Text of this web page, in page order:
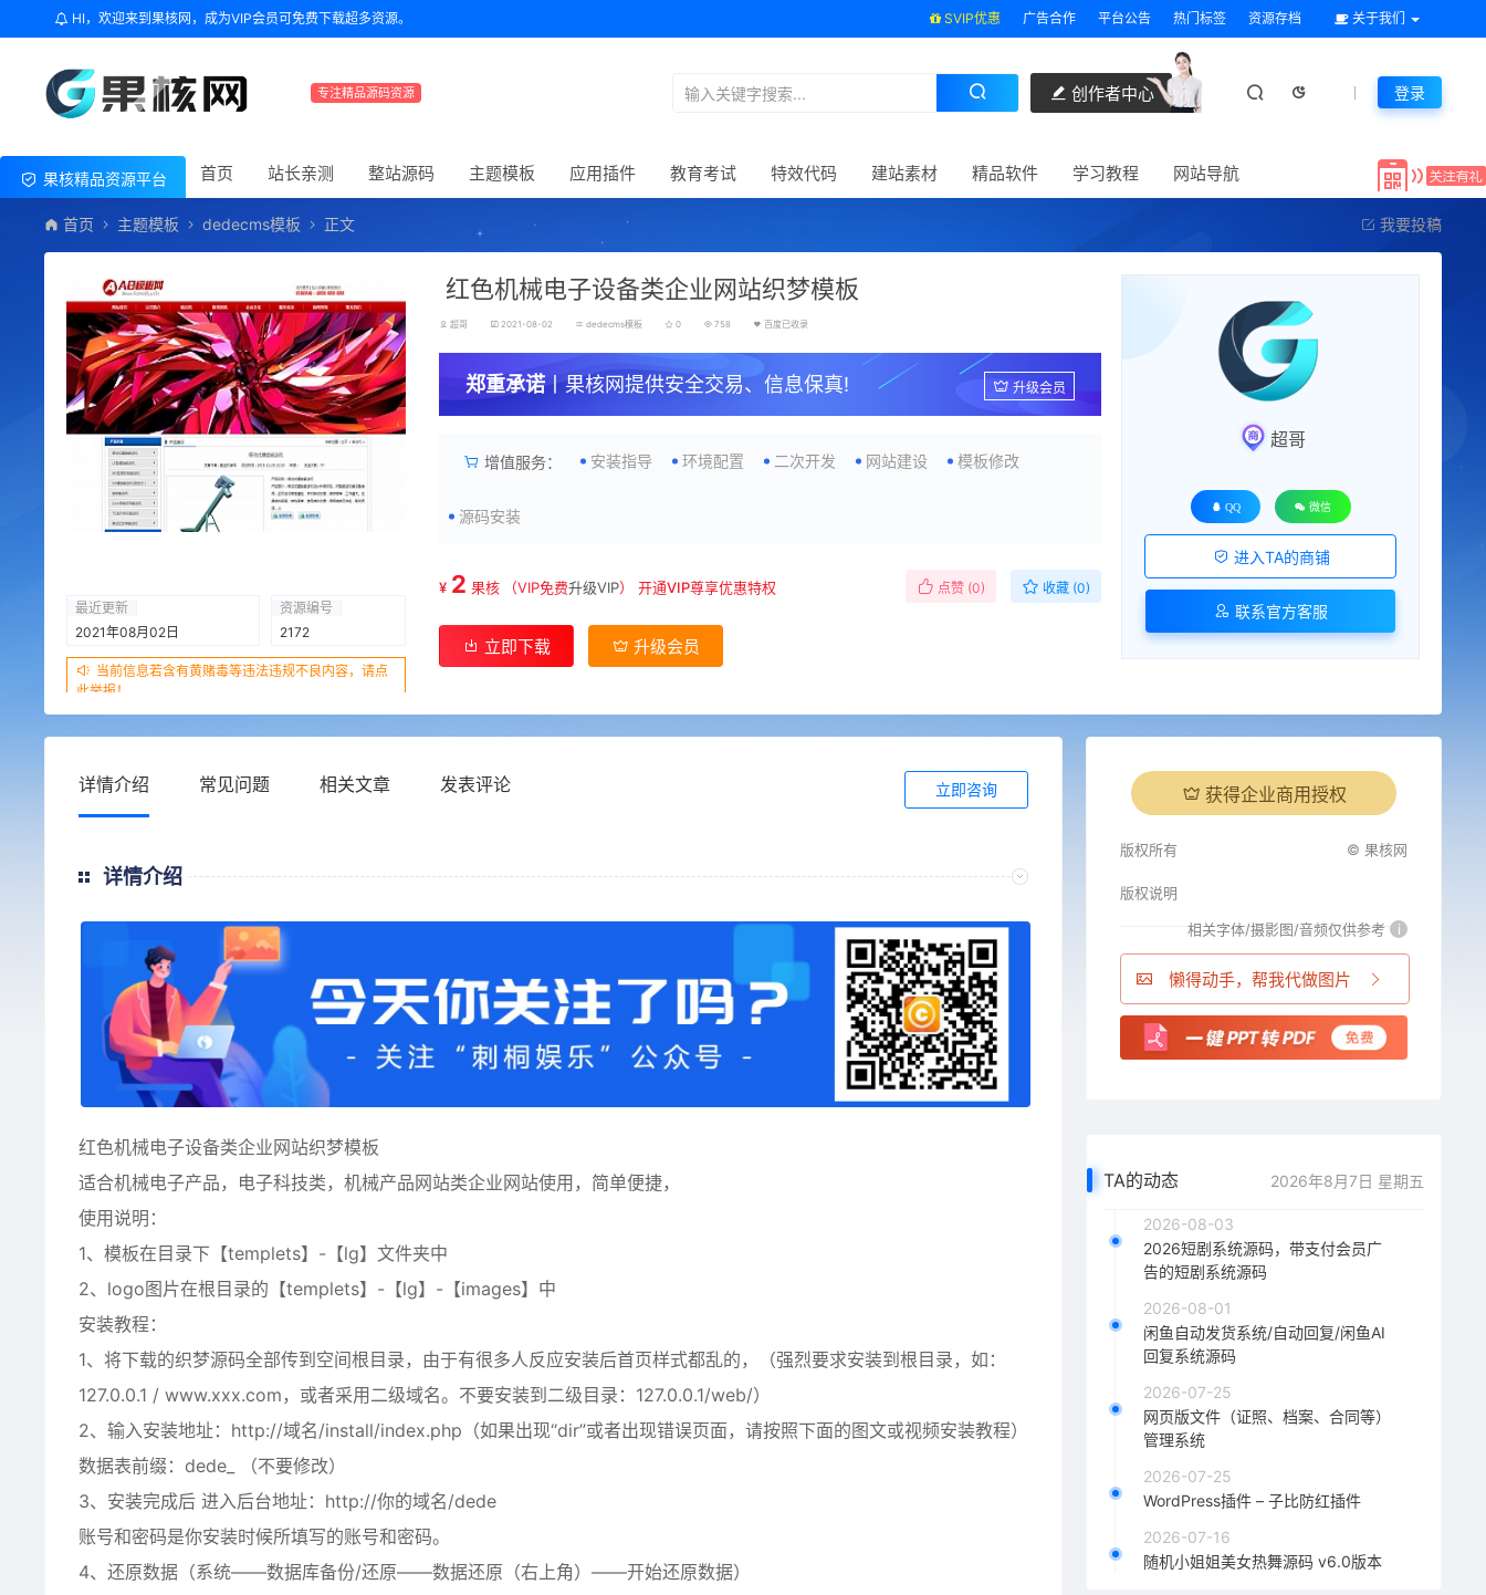
HI，欢迎来到果核网，成为VIP会员可免费下载超多资源。 SVIP优惠 广告合作 平台公告 热门标签 资源存档 关于我们
专注精品源码资源 创作者中心 登录
果核精品资源平台 首页 站长亲测 整站源码 主题模板 应用插件 教育考试 特效代码 建站素材 精品软件 学习教程 网站导航
首页 主题模板 dedecms模板 正文 我要投稿
最近更新
2021年08月02日
资源编号
2172
当前信息若含有黄赌毒等违法违规不良内容，请点
此举报！
红色机械电子设备类企业网站织梦模板
超哥 2021-08-02 dedecms模板 0 758 百度已收录
郑重承诺丨果核网提供安全交易、信息保真! 升级会员
增值服务： 安装指导 环境配置 二次开发 网站建设 模板修改
源码安装
¥ 2 果核 （VIP免费升级VIP）开通VIP尊享优惠特权 点赞 (0) 收藏 (0)
立即下载 升级会员
超哥
QQ 微信
进入TA的商铺
联系官方客服
详情介绍 常见问题 相关文章 发表评论 立即咨询
详情介绍
红色机械电子设备类企业网站织梦模板
适合机械电子产品，电子科技类，机械产品网站类企业网站使用，简单便捷，
使用说明：
1、模板在目录下【templets】-【lg】文件夹中
2、logo图片在根目录的【templets】-【lg】-【images】中
安装教程：
1、将下载的织梦源码全部传到空间根目录，由于有很多人反应安装后首页样式都乱的，（强烈要求安装到根目录，如：
127.0.0.1 / www.xxx.com，或者采用二级域名。不要安装到二级目录：127.0.0.1/web/）
2、输入安装地址：http://域名/install/index.php（如果出现“dir”或者出现错误页面，请按照下面的图文或视频安装教程）
数据表前缀：dede_ （不要修改）
3、安装完成后 进入后台地址：http://你的域名/dede
账号和密码是你安装时候所填写的账号和密码。
4、还原数据（系统——数据库备份/还原——数据还原（右上角）——开始还原数据）
获得企业商用授权
版权所有 © 果核网
版权说明
相关字体/摄影图/音频仅供参考 i
懒得动手，帮我代做图片
TA的动态 2026年8月7日 星期五
2026-08-03
2026短剧系统源码，带支付会员广
告的短剧系统源码
2026-08-01
闲鱼自动发货系统/自动回复/闲鱼AI
回复系统源码
2026-07-25
网页版文件（证照、档案、合同等）
管理系统
2026-07-25
WordPress插件 – 子比防红插件
2026-07-16
随机小姐姐美女热舞源码 v6.0版本